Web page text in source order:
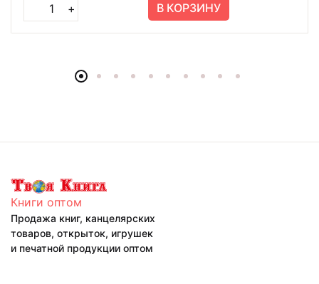
+ В КОРЗИНУ
Книги оптом
Продажа книг, канцелярских
товаров, открыток, игрушек
и печатной продукции оптом